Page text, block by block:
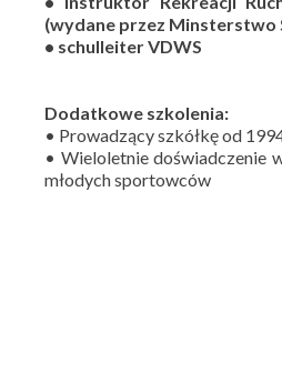
(wydane przez Minsterstwo
• schulleiter VDWS
Dodatkowe szkolenia:
• Prowadzący szkółkę od
• Wieloletnie doświadczenie
młodych sportowców